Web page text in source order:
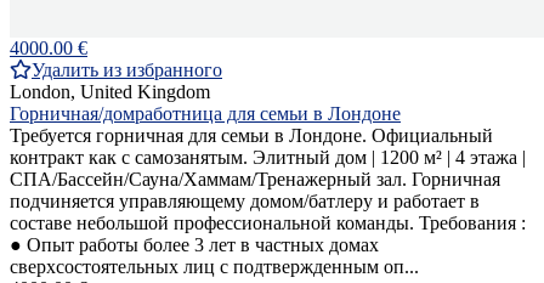
4000.00 €
Удалить из избранного
London, United Kingdom
Горничная/домработница для семьи в Лондоне
Требуется горничная для семьи в Лондоне. Официальный
контракт как с самозанятым. Элитный дом | 1200 м² | 4 этажа |
СПА/Бассейн/Сауна/Хаммам/Тренажерный зал. Горничная
подчиняется управляющему домом/батлеру и работает в
составе небольшой профессиональной команды. Требования :
● Опыт работы более 3 лет в частных домах
сверхсостоятельных лиц с подтвержденным оп...